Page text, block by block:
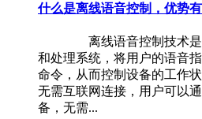
什么是离线语音控制，优势
离线语音控制技术是通
和处理系统，将用户的语音
命令，从而控制设备的工作
无需互联网连接，用户可以
备，无需...